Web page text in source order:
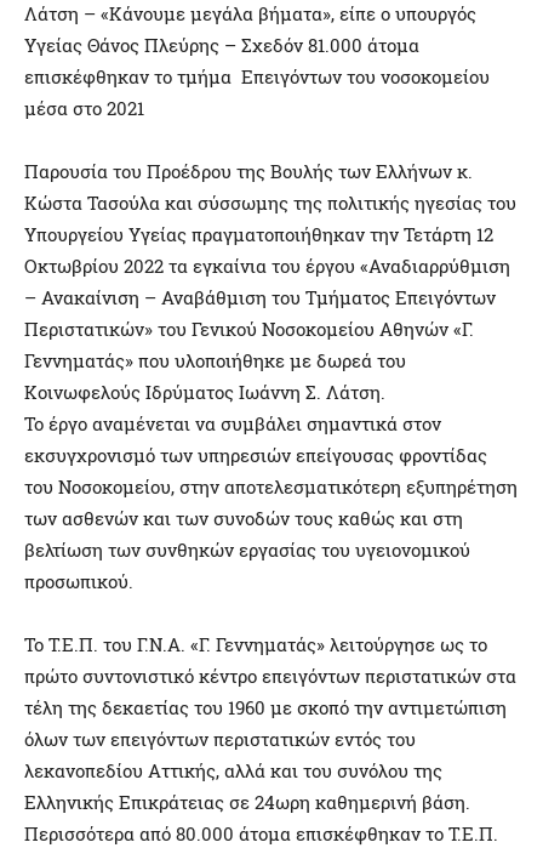
Λάτση – «Κάνουμε μεγάλα βήματα», είπε ο υπουργός
Υγείας Θάνος Πλεύρης – Σχεδόν 81.000 άτομα
επισκέφθηκαν το τμήμα Επειγόντων του νοσοκομείου
μέσα στο 2021
Παρουσία του Προέδρου της Βουλής των Ελλήνων κ.
Κώστα Τασούλα και σύσσωμης της πολιτικής ηγεσίας του
Υπουργείου Υγείας πραγματοποιήθηκαν την Τετάρτη 12
Οκτωβρίου 2022 τα εγκαίνια του έργου «Αναδιαρρύθμιση
– Ανακαίνιση – Αναβάθμιση του Τμήματος Επειγόντων
Περιστατικών» του Γενικού Νοσοκομείου Αθηνών «Γ.
Γεννηματάς» που υλοποιήθηκε με δωρεά του
Κοινωφελούς Ιδρύματος Ιωάννη Σ. Λάτση.
Το έργο αναμένεται να συμβάλει σημαντικά στον
εκσυγχρονισμό των υπηρεσιών επείγουσας φροντίδας
του Νοσοκομείου, στην αποτελεσματικότερη εξυπηρέτηση
των ασθενών και των συνοδών τους καθώς και στη
βελτίωση των συνθηκών εργασίας του υγειονομικού
προσωπικού.
Το Τ.Ε.Π. του Γ.Ν.Α. «Γ. Γεννηματάς» λειτούργησε ως το
πρώτο συντονιστικό κέντρο επειγόντων περιστατικών στα
τέλη της δεκαετίας του 1960 με σκοπό την αντιμετώπιση
όλων των επειγόντων περιστατικών εντός του
λεκανοπεδίου Αττικής, αλλά και του συνόλου της
Ελληνικής Επικράτειας σε 24ωρη καθημερινή βάση.
Περισσότερα από 80.000 άτομα επισκέφθηκαν το Τ.Ε.Π.